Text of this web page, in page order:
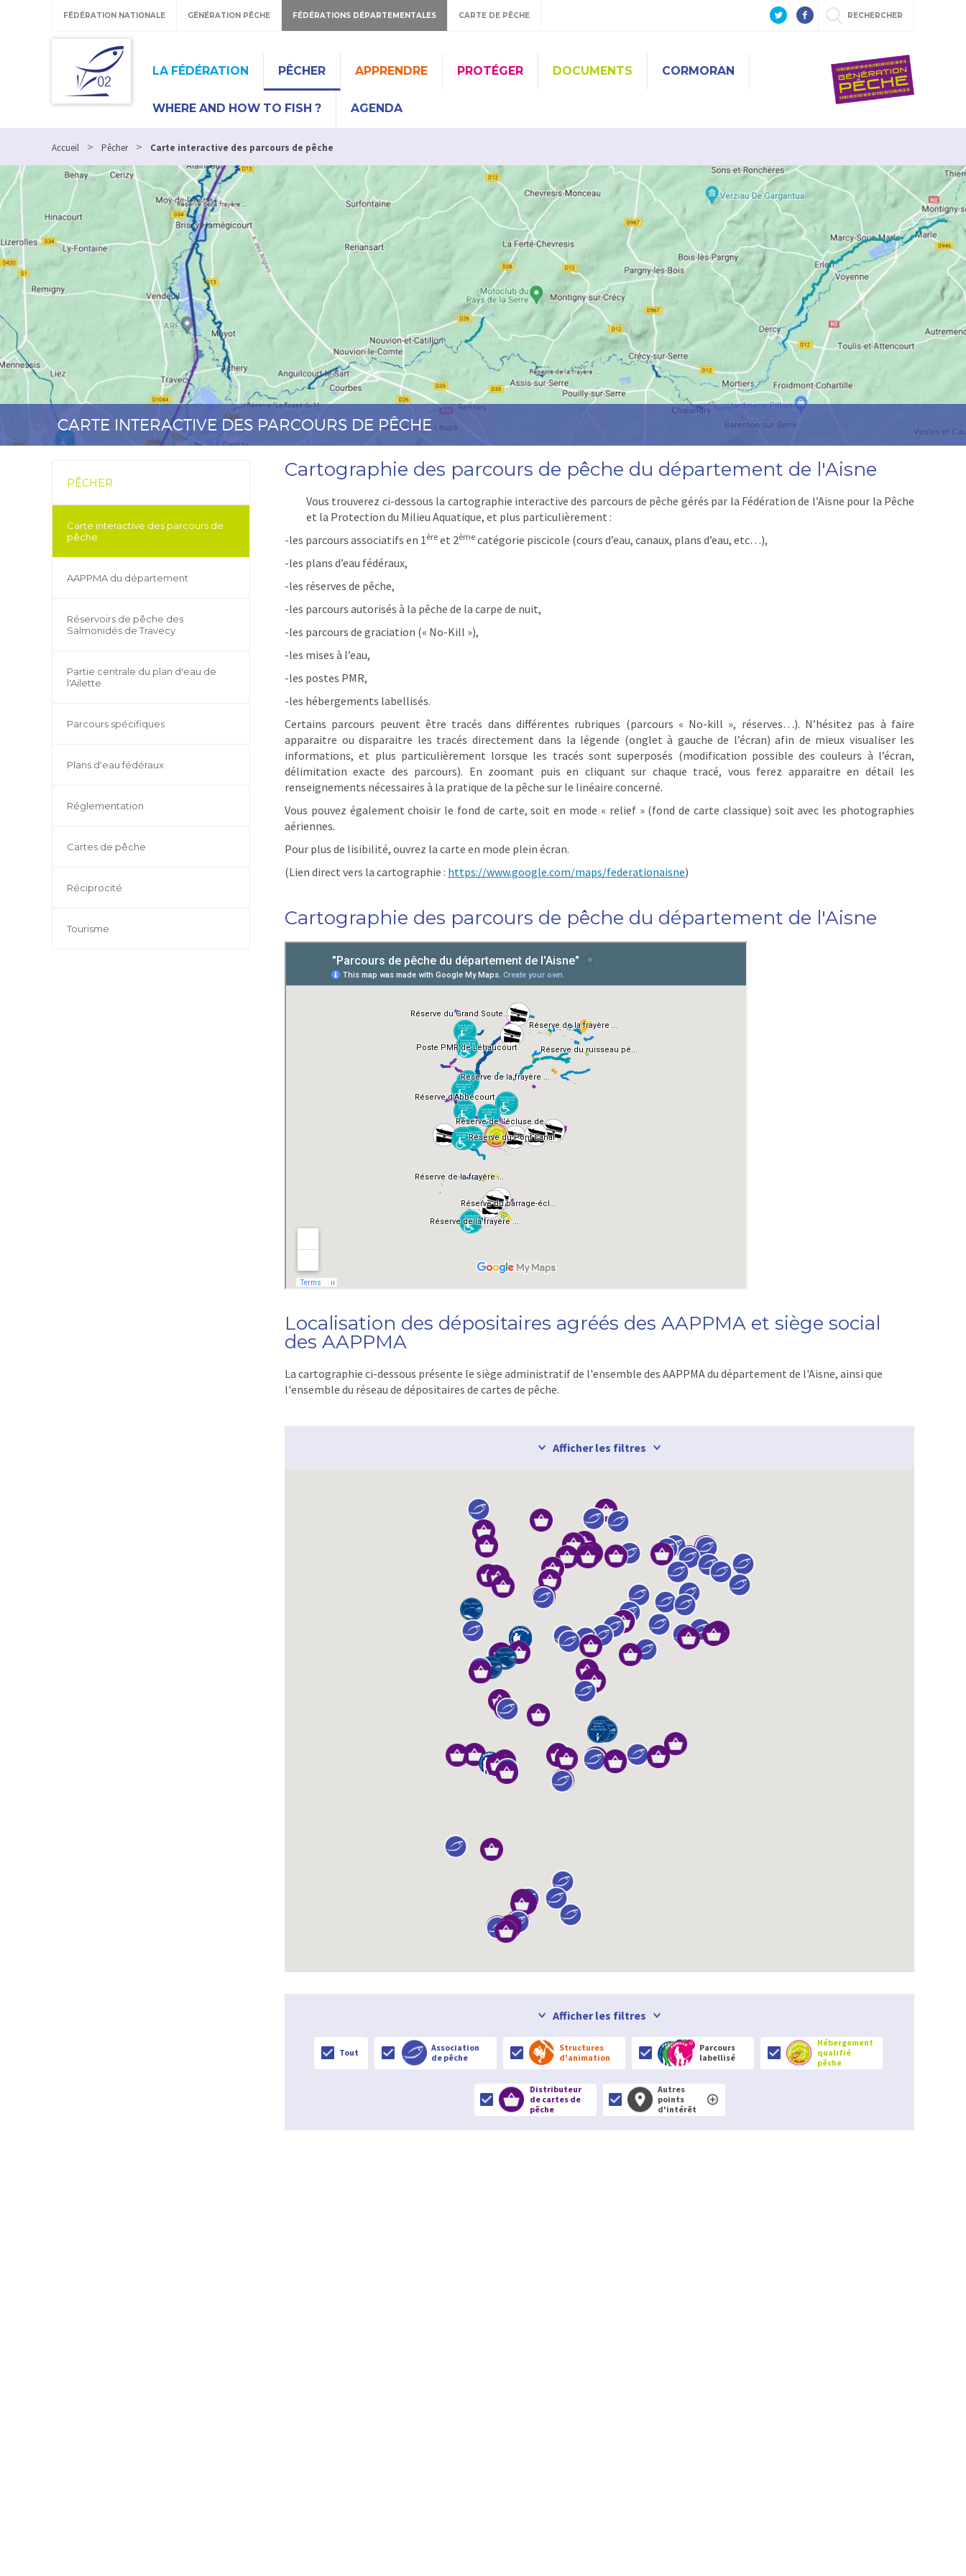
FÉDÉRATION NATIONALE GÉNÉRATION PÊCHE FÉDÉRATIONS DÉPARTEMENTALES CARTE DE PÊCHE RECHERCHER
LA FÉDÉRATION PÊCHER APPRENDRE PROTÉGER DOCUMENTS CORMORAN
WHERE AND HOW TO FISH ? AGENDA
Accueil > Pêcher > Carte interactive des parcours de pêche
CARTE INTERACTIVE DES PARCOURS DE PÊCHE
PÊCHER
Carte interactive des parcours de
pêche
AAPPMA du département
Réservoirs de pêche des
Salmonidés de Travecy
Partie centrale du plan d'eau de
l'Ailette
Parcours spécifiques
Plans d'eau fédéraux
Réglementation
Cartes de pêche
Réciprocité
Tourisme
Cartographie des parcours de pêche du département de l'Aisne
Vous trouverez ci-dessous la cartographie interactive des parcours de pêche gérés par la Fédération de l’Aisne pour la Pêche
et la Protection du Milieu Aquatique, et plus particulièrement :
-les parcours associatifs en 1 ère et 2ème catégorie piscicole (cours d’eau, canaux, plans d’eau, etc…),
-les plans d’eau fédéraux,
-les réserves de pêche,
-les parcours autorisés à la pêche de la carpe de nuit,
-les parcours de graciation (« No-Kill »),
-les mises à l’eau,
-les postes PMR,
-les hébergements labellisés.
Certains parcours peuvent être tracés dans différentes rubriques (parcours « No-kill », réserves…). N’hésitez pas à faire
apparaitre ou disparaitre les tracés directement dans la légende (onglet à gauche de l’écran) afin de mieux visualiser les
informations, et plus particulièrement lorsque les tracés sont superposés (modification possible des couleurs à l’écran,
délimitation exacte des parcours). En zoomant puis en cliquant sur chaque tracé, vous ferez apparaitre en détail les
renseignements nécessaires à la pratique de la pêche sur le linéaire concerné.
Vous pouvez également choisir le fond de carte, soit en mode « relief » (fond de carte classique) soit avec les photographies
aériennes.
Pour plus de lisibilité, ouvrez la carte en mode plein écran.
(Lien direct vers la cartographie : https://www.google.com/maps/federationaisne)
Cartographie des parcours de pêche du département de l'Aisne
Localisation des dépositaires agréés des AAPPMA et siège social
des AAPPMA
La cartographie ci-dessous présente le siège administratif de l'ensemble des AAPPMA du département de l'Aisne, ainsi que
l'ensemble du réseau de dépositaires de cartes de pêche.
Afficher les filtres
Afficher les filtres
Tout
Association
de pêche
Structures
d'animation
Parcours
labellisé
Hébergement
qualifié
pêche
Distributeur
de cartes de
pêche
Autres
points
d'intérêt